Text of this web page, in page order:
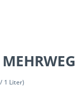
MEHRWEG
1 Liter)